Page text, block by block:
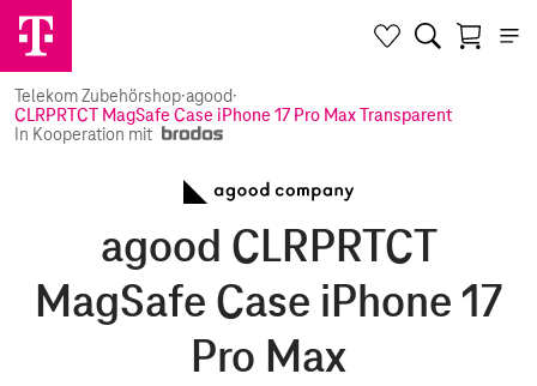
Telekom Zubehörshop·agood·
CLRPRTCT MagSafe Case iPhone 17 Pro Max Transparent
In Kooperation mit
agood CLRPRTCT
MagSafe Case iPhone 17
Pro Max